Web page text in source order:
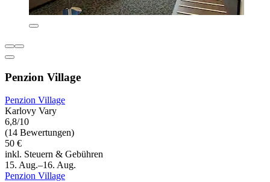
Penzion Village
Penzion Village
Karlovy Vary
6,8/10
(14 Bewertungen)
50 €
inkl. Steuern & Gebühren
15. Aug.–16. Aug.
Penzion Village